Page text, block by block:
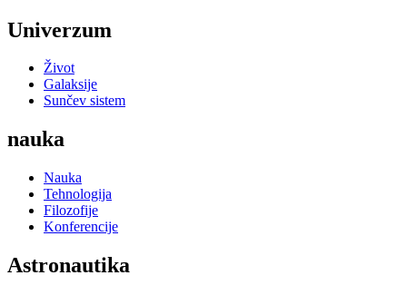
Univerzum
Život
Galaksije
Sunčev sistem
nauka
Nauka
Tehnologija
Filozofije
Konferencije
Astronautika